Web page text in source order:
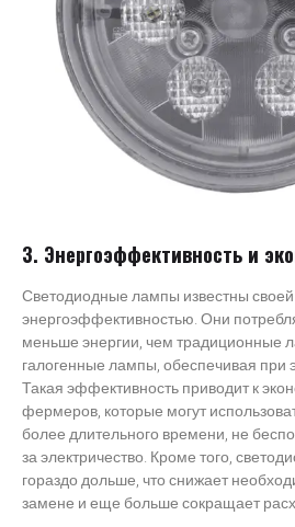
3. Энергоэффективность и
Светодиодные лампы известны своей
энергоэффективностью. Они
меньше энергии, чем традиционные
галогенные лампы, обеспечивая при
Такая эффективность приводит к
фермеров, которые могут
более длительного времени, не
за электричество. Кроме того,
гораздо дольше, что снижает
замене и еще больше сокращает